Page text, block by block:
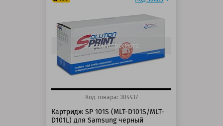
125 баллов
150 баллов
Быстрый просмотр
Код товара: 304437
Картридж SP 101S (MLT-D101S/MLT-
D101L) для Samsung черный